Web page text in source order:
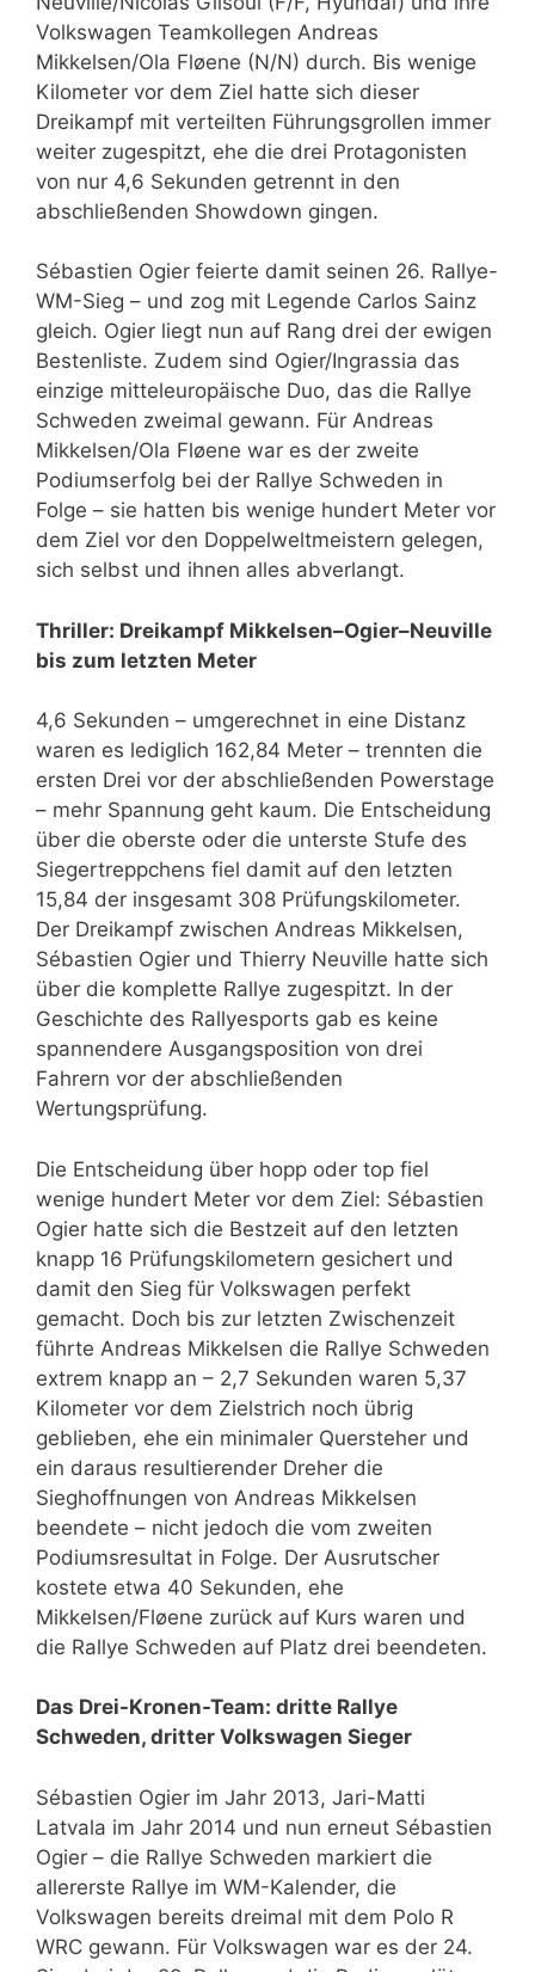
Volkswagen Teamkollegen Andreas
Mikkelsen/Ola Fløene (N/N) durch. Bis wenige
Kilometer vor dem Ziel hatte sich dieser
Dreikampf mit verteilten Führungsgrollen immer
weiter zugespitzt, ehe die drei Protagonisten
von nur 4,6 Sekunden getrennt in den
abschließenden Showdown gingen.
Sébastien Ogier feierte damit seinen 26. Rallye-
WM-Sieg – und zog mit Legende Carlos Sainz
gleich. Ogier liegt nun auf Rang drei der ewigen
Bestenliste. Zudem sind Ogier/Ingrassia das
einzige mitteleuropäische Duo, das die Rallye
Schweden zweimal gewann. Für Andreas
Mikkelsen/Ola Fløene war es der zweite
Podiumserfolg bei der Rallye Schweden in
Folge – sie hatten bis wenige hundert Meter vor
dem Ziel vor den Doppelweltmeistern gelegen,
sich selbst und ihnen alles abverlangt.
Thriller: Dreikampf Mikkelsen–Ogier–Neuville
bis zum letzten Meter
4,6 Sekunden – umgerechnet in eine Distanz
waren es lediglich 162,84 Meter – trennten die
ersten Drei vor der abschließenden Powerstage
– mehr Spannung geht kaum. Die Entscheidung
über die oberste oder die unterste Stufe des
Siegertreppchens fiel damit auf den letzten
15,84 der insgesamt 308 Prüfungskilometer.
Der Dreikampf zwischen Andreas Mikkelsen,
Sébastien Ogier und Thierry Neuville hatte sich
über die komplette Rallye zugespitzt. In der
Geschichte des Rallyesports gab es keine
spannendere Ausgangsposition von drei
Fahrern vor der abschließenden
Wertungsprüfung.
Die Entscheidung über hopp oder top fiel
wenige hundert Meter vor dem Ziel: Sébastien
Ogier hatte sich die Bestzeit auf den letzten
knapp 16 Prüfungskilometern gesichert und
damit den Sieg für Volkswagen perfekt
gemacht. Doch bis zur letzten Zwischenzeit
führte Andreas Mikkelsen die Rallye Schweden
extrem knapp an – 2,7 Sekunden waren 5,37
Kilometer vor dem Zielstrich noch übrig
geblieben, ehe ein minimaler Quersteher und
ein daraus resultierender Dreher die
Sieghoffnungen von Andreas Mikkelsen
beendete – nicht jedoch die vom zweiten
Podiumsresultat in Folge. Der Ausrutscher
kostete etwa 40 Sekunden, ehe
Mikkelsen/Fløene zurück auf Kurs waren und
die Rallye Schweden auf Platz drei beendeten.
Das Drei-Kronen-Team: dritte Rallye
Schweden, dritter Volkswagen Sieger
Sébastien Ogier im Jahr 2013, Jari-Matti
Latvala im Jahr 2014 und nun erneut Sébastien
Ogier – die Rallye Schweden markiert die
allererste Rallye im WM-Kalender, die
Volkswagen bereits dreimal mit dem Polo R
WRC gewann. Für Volkswagen war es der 24.